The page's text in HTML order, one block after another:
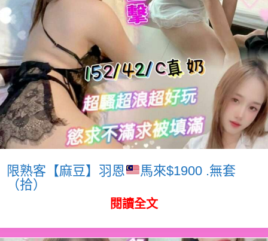
限熟客【麻豆】羽恩
馬來$1900 .無套
（拾）
閱讀全文